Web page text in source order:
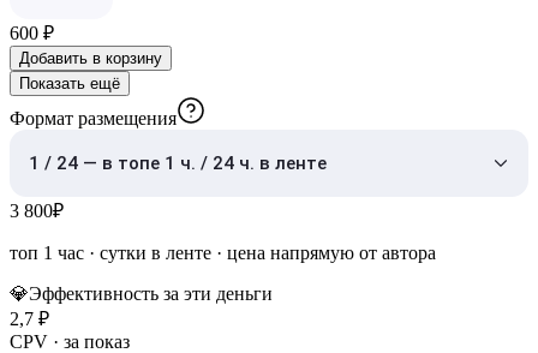
600 ₽
Добавить в корзину
Показать ещё
Формат размещения
1 / 24 — в топе 1 ч. / 24 ч. в ленте
3 800₽
топ 1 час · сутки в ленте · цена напрямую от автора
💎Эффективность за эти деньги
2,7 ₽
CPV · за показ